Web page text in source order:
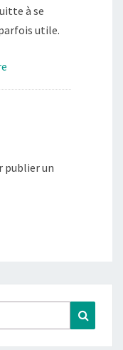
à se
utile.
publier un